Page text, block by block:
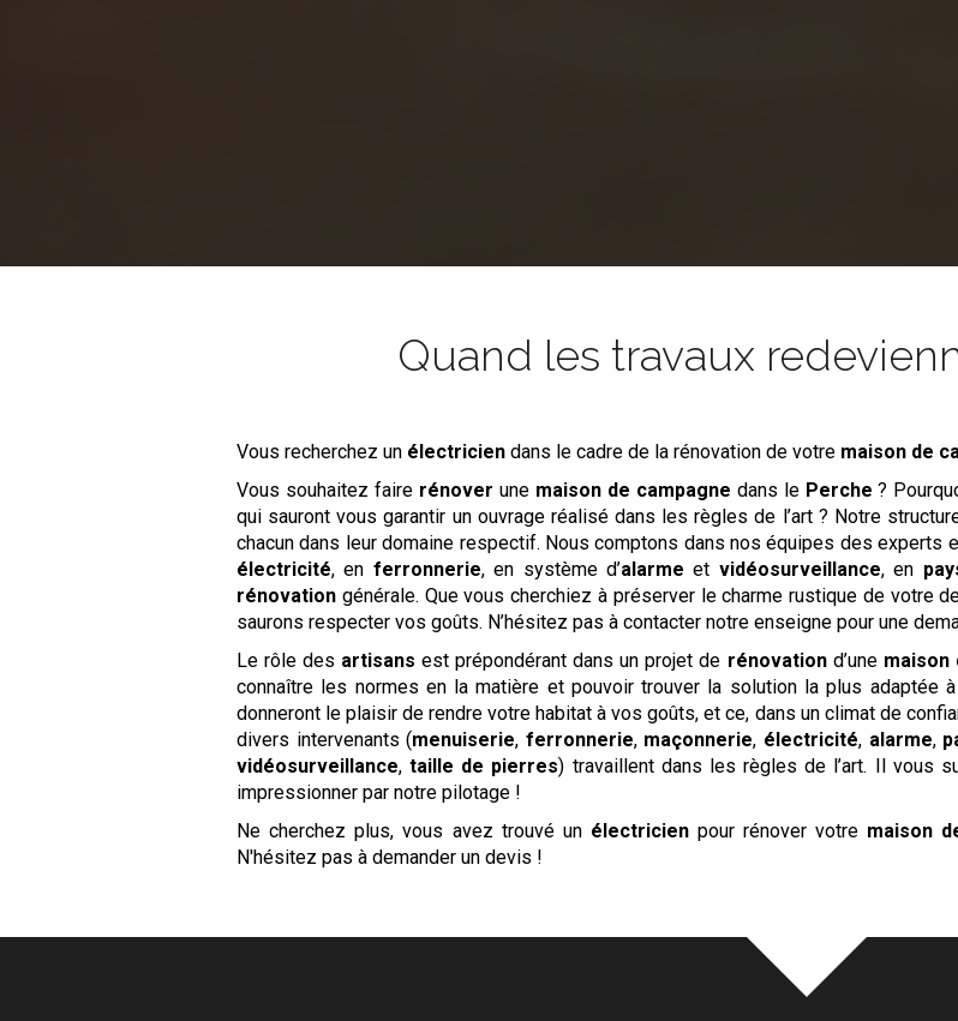
Quand les travaux
Vous recherchez un électricien dans le cadre de la rénovation de votre maison de
Vous souhaitez faire rénover une maison de campagne dans le Perche ?
qui sauront vous garantir un ouvrage réalisé dans les règles de l’art ? Notre
chacun dans leur domaine respectif. Nous comptons dans nos équipes des experts
électricité, en ferronnerie, en système d’alarme et vidéosurveillance, en
rénovation générale. Que vous cherchiez à préserver le charme rustique de votre
saurons respecter vos goûts. N’hésitez pas à contacter notre enseigne pour une
Le rôle des artisans est prépondérant dans un projet de rénovationd’une maison
connaître les normes en la matière et pouvoir trouver la solution la plus adaptée
donneront le plaisir de rendre votre habitat à vos goûts, et ce, dans un climat de
divers intervenants (menuiserie, ferronnerie, maçonnerie, électricité, alarme,
vidéosurveillance,taille de pierres) travaillent dans les règles de l’art. Il vous
impressionner par notre pilotage !
Ne cherchez plus, vous avez trouvé un électricien pour rénover votre maison
N'hésitez pas à demander un devis !